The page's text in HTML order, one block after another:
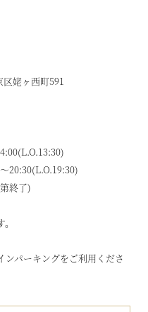
姥ヶ西町591
了)
パーキングをご利用くださ